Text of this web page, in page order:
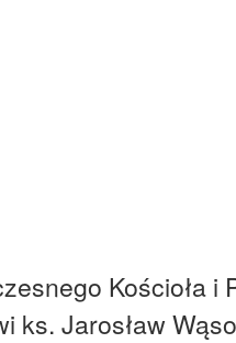
Kościoła i
ks. Jarosław